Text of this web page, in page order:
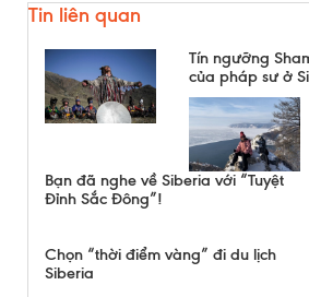
Tin liên quan
Tín ngưỡng
của pháp sư ở
Bạn đã nghe về Siberia với “Tuyệt
Đỉnh Sắc Đông”!
Chọn “thời điểm vàng” đi du lịch
Siberia